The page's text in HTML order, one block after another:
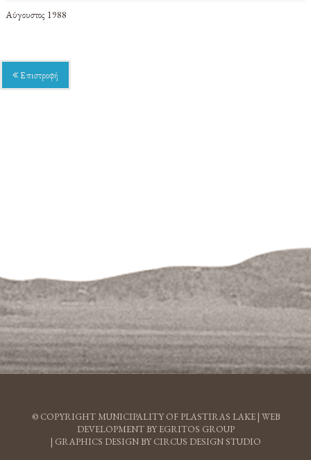
Αύγουστος 1988
Επιστροφή
© COPYRIGHT MUNICIPALITY OF PLASTIRAS LAKE | WEB
DEVELOPMENT BY EGRITOS GROUP
| GRAPHICS DESIGN BY CIRCUS DESIGN STUDIO